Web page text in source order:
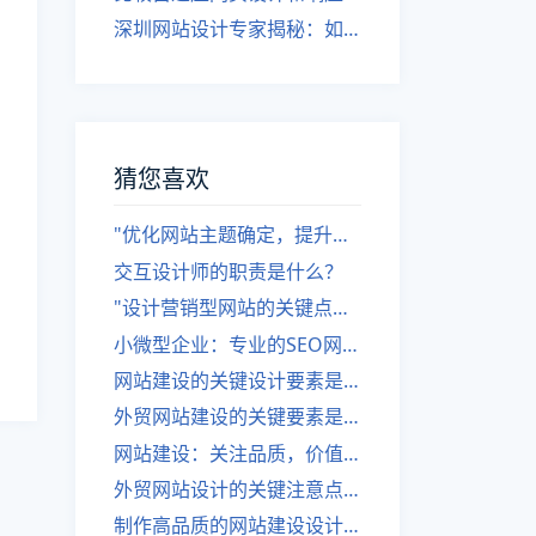
深圳网站设计专家揭秘：如何实现自适应网页设计
猜您喜欢
"优化网站主题确定，提升设计与建设品质"
交互设计师的职责是什么？
"设计营销型网站的关键点是什么？——网站建设注意事项"
小微型企业：专业的SEO网站建设，分析营销型网站威胁。
网站建设的关键设计要素是什么？
外贸网站建设的关键要素是什么？
网站建设：关注品质，价值胜于价格。
外贸网站设计的关键注意点是什么？
制作高品质的网站建设设计——成功的关键是什么？